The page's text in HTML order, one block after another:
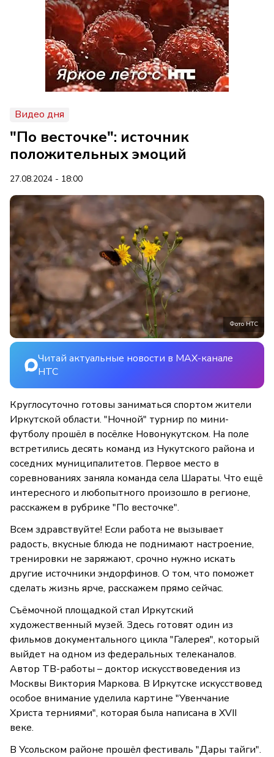
Видео дня
"По весточке": источник
положительных эмоций
27.08.2024 - 18:00
Фото НТС
Читай актуальные новости в MAX-канале
НТС
Круглосуточно готовы заниматься спортом жители
Иркутской области. "Ночной" турнир по мини-
футболу прошёл в посёлке Новонукутском. На поле
встретились десять команд из Нукутского района и
соседних муниципалитетов. Первое место в
соревнованиях заняла команда села Шараты. Что ещё
интересного и любопытного произошло в регионе,
расскажем в рубрике "По весточке".
Всем здравствуйте! Если работа не вызывает
радость, вкусные блюда не поднимают настроение,
тренировки не заряжают, срочно нужно искать
другие источники эндорфинов. О том, что поможет
сделать жизнь ярче, расскажем прямо сейчас.
Съёмочной площадкой стал Иркутский
художественный музей. Здесь готовят один из
фильмов документального цикла "Галерея", который
выйдет на одном из федеральных телеканалов.
Автор ТВ-работы – доктор искусствоведения из
Москвы Виктория Маркова. В Иркутске искусствовед
особое внимание уделила картине "Увенчание
Христа терниями", которая была написана в XVII
веке.
В Усольском районе прошёл фестиваль "Дары тайги".